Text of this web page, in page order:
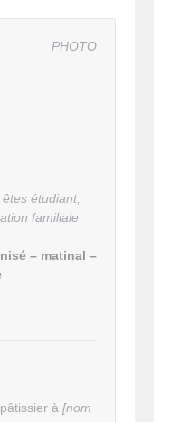
PHOTO
étudiant,
familiale
– matinal –
à [nom